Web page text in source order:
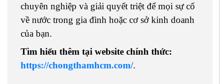
chuyên nghiệp và giải quyết triệt để mọi sự cố
về nước trong gia đình hoặc cơ sở kinh doanh
của bạn.
Tìm hiểu thêm tại website chính thức:
https://chongthamhcm.com/.